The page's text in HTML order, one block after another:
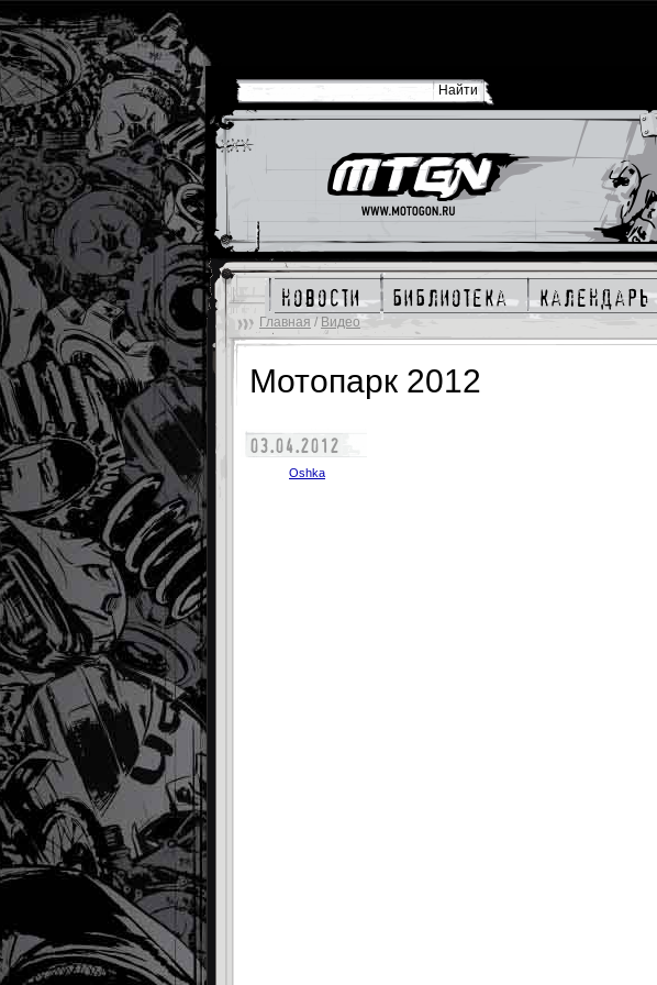
новости библиотека календарь
Главная / Видео
Мотопарк 2012
03.04.2012
Oshka